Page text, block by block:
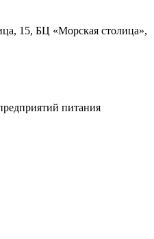
15, БЦ «Морская столица»,
питания